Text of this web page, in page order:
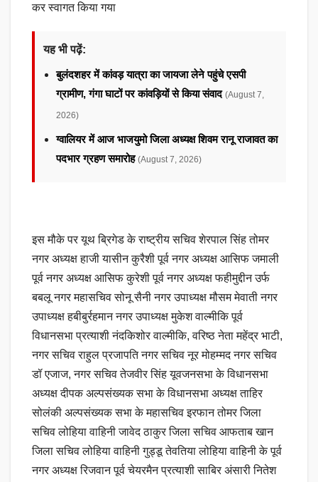
कर स्वागत किया गया
यह भी पढ़ें:
बुलंदशहर में कांवड़ यात्रा का जायजा लेने पहुंचे एसपी
ग्रामीण, गंगा घाटों पर कांवड़ियों से किया संवाद (August 7,
2026)
ग्वालियर में आज भाजयुमो जिला अध्यक्ष शिवम रानू राजावत का
पदभार ग्रहण समारोह (August 7, 2026)
इस मौके पर यूथ ब्रिगेड के राष्ट्रीय सचिव शेरपाल सिंह तोमर
नगर अध्यक्ष हाजी यासीन कुरैशी पूर्व नगर अध्यक्ष आसिफ जमाली
पूर्व नगर अध्यक्ष आसिफ कुरेशी पूर्व नगर अध्यक्ष फहीमुद्दीन उर्फ
बबलू नगर महासचिव सोनू सैनी नगर उपाध्यक्ष मौसम मेवाती नगर
उपाध्यक्ष हबीबुर्रहमान नगर उपाध्यक्ष मुकेश वाल्मीकि पूर्व
विधानसभा प्रत्याशी नंदकिशोर वाल्मीकि, वरिष्ठ नेता महेंद्र भाटी,
नगर सचिव राहुल प्रजापति नगर सचिव नूर मोहम्मद नगर सचिव
डॉ एजाज, नगर सचिव तेजवीर सिंह यूवजनसभा के विधानसभा
अध्यक्ष दीपक अल्पसंख्यक सभा के विधानसभा अध्यक्ष ताहिर
सोलंकी अल्पसंख्यक सभा के महासचिव इरफान तोमर जिला
सचिव लोहिया वाहिनी जावेद ठाकुर जिला सचिव आफताब खान
जिला सचिव लोहिया वाहिनी गुड्डू तेवतिया लोहिया वाहिनी के पूर्व
नगर अध्यक्ष रिजवान पूर्व चेयरमैन प्रत्याशी साबिर अंसारी नितेश